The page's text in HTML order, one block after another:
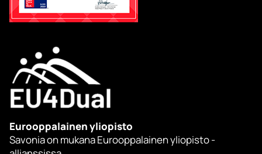
Eurooppalainen yliopisto
Savonia on mukana Eurooppalainen yliopisto -